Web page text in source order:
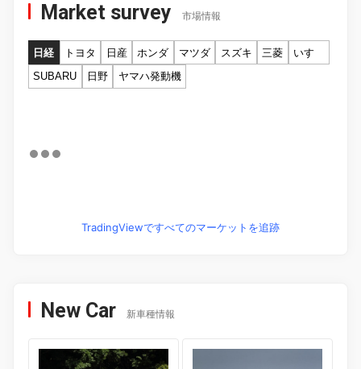
Market survey 市場情報
日経 トヨタ 日産 ホンダ マツダ スズキ 三菱
いすゞ
SUBARU
日野 ヤマハ発動機
TradingViewですべてのマーケットを追跡
New Car 新車種情報